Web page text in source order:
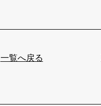
一覧へ戻る